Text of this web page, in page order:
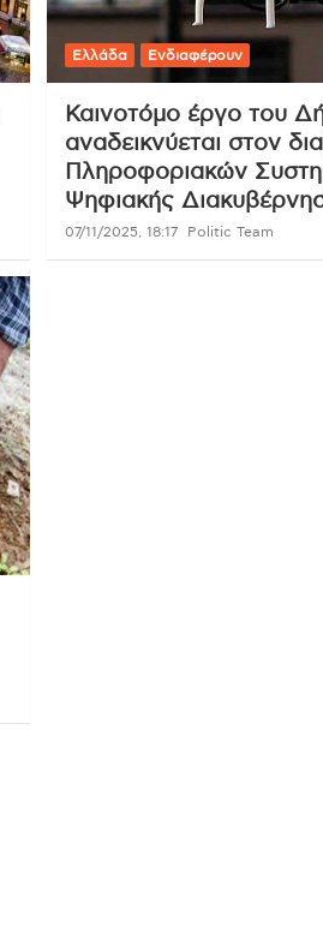
Ελλάδα Ενδιαφέρουν
Καινοτόμο έργο του
αναδεικνύεται στον
Πληροφοριακών
Ψηφιακής
07/11/2025, 18:17 Politic Team